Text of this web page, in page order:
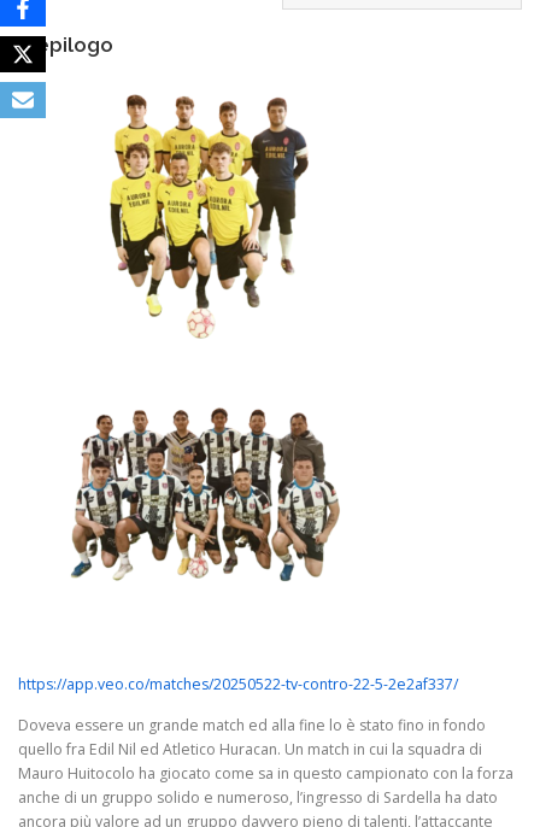
Riepilogo
https://app.veo.co/matches/20250522-tv-contro-22-5-2e2af337/
Doveva essere un grande match ed alla fine lo è stato fino in fondo
quello fra Edil Nil ed Atletico Huracan. Un match in cui la squadra di
Mauro Huitocolo ha giocato come sa in questo campionato con la forza
anche di un gruppo solido e numeroso, l’ingresso di Sardella ha dato
ancora più valore ad un gruppo davvero pieno di talenti, l’attaccante